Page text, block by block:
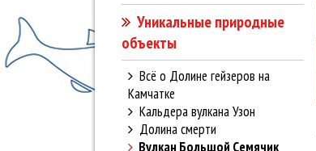
Уникальные природные
объекты
Всё о Долине гейзеров на
Камчатке
Кальдера вулкана Узон
Долина смерти
Вулкан Большой Семячик